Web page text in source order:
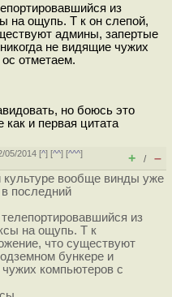
из
на ощупь. Т к он слепой,
админы, запертые
не видящие чужих
отметаем.
но боюсь это
как и первая цитата
05/2014 [^] [^^] [^^^]
+ / –
вообще винды уже
последний
из
на ощупь. Т к
что существуют
бункере и
компьютеров с